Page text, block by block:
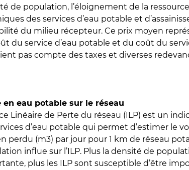
de population, l’éloignement de la
des services d’eau potable et
du milieu récepteur. Ce prix moyen
du service d’eau potable et du coût du
pas compte des taxes et diverses
en eau potable sur le réseau
Linéaire de Perte du réseau (ILP) est un
d’eau potable qui permet d’estimer le
perdu (m3) par jour pour 1 km de réseau
influe sur l’ILP. Plus la densité de
plus les ILP sont susceptible d’être